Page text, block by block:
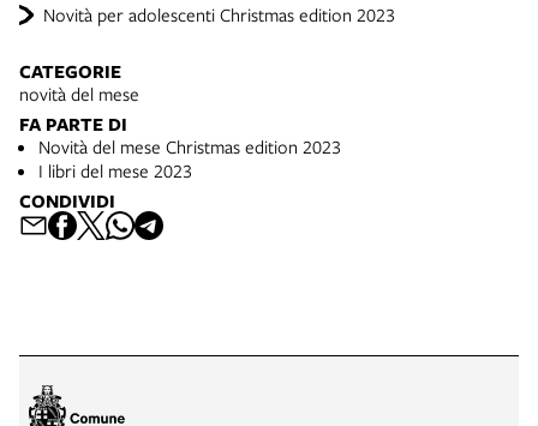
Novità per adolescenti Christmas edition 2023
CATEGORIE
novità del mese
FA PARTE DI
Novità del mese Christmas edition 2023
I libri del mese 2023
CONDIVIDI